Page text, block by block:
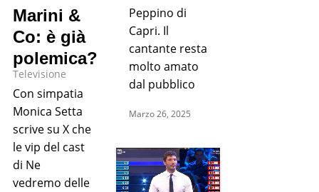
Peppino di
Capri. Il
cantante resta
molto amato
dal pubblico
Marzo 26, 2025
Marini &
Co: è già
polemica?
Televisione
Con simpatia
Monica Setta
scrive su X che
le vip del cast
di Ne
vedremo delle